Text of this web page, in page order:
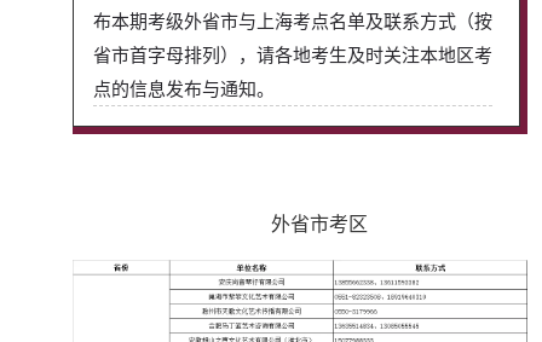
布本期考级外省市与上海考点名单及联系方式（按
省市首字母排列），请各地考生及时关注本地区考
点的信息发布与通知。
外省市考区